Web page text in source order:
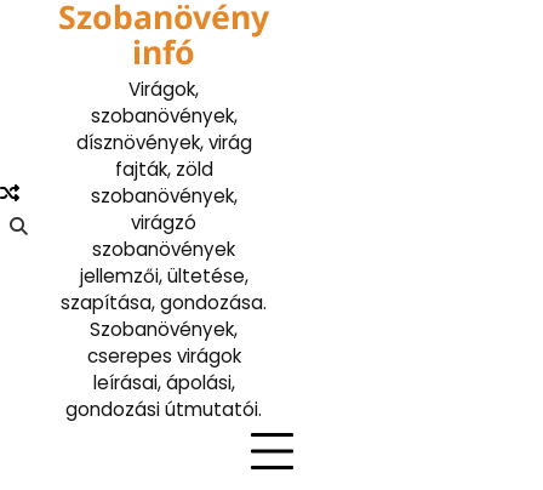
Szobanövény
infó
Virágok,
szobanövények,
dísznövények, virág
fajták, zöld
szobanövények,
virágzó
szobanövények
jellemzői, ültetése,
szapítása, gondozása.
Szobanövények,
cserepes virágok
leírásai, ápolási,
gondozási útmutatói.